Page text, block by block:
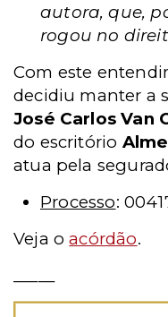
autora, que,
rogou no
Com este
decidiu manter a
José Carlos Van
do escritório
atua pela
Processo:
Veja oacórdão.